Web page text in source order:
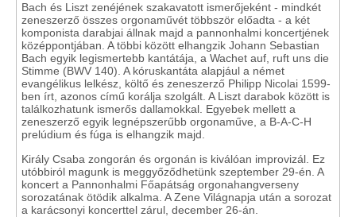
Bach és Liszt zenéjének szakavatott ismerőjeként - mindkét
zeneszerző összes orgonaművét többször előadta - a két
komponista darabjai állnak majd a pannonhalmi koncertjének
középpontjában. A többi között elhangzik Johann Sebastian
Bach egyik legismertebb kantátája, a Wachet auf, ruft uns die
Stimme (BWV 140). A kóruskantáta alapjául a német
evangélikus lelkész, költő és zeneszerző Philipp Nicolai 1599-
ben írt, azonos című korálja szolgált. A Liszt darabok között is
találkozhatunk ismerős dallamokkal. Egyebek mellett a
zeneszerző egyik legnépszerűbb orgonaműve, a B-A-C-H
prelúdium és fúga is elhangzik majd.
Király Csaba zongorán és orgonán is kiválóan improvizál. Ez
utóbbiról magunk is meggyőződhetünk szeptember 29-én. A
koncert a Pannonhalmi Főapátság orgonahangverseny
sorozatának ötödik alkalma. A Zene Világnapja után a sorozat
a karácsonyi koncerttel zárul, december 26-án.